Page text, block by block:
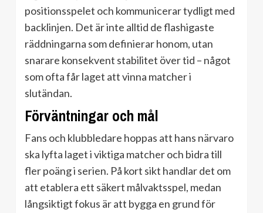
positionsspelet och kommunicerar tydligt med
backlinjen. Det är inte alltid de flashigaste
räddningarna som definierar honom, utan
snarare konsekvent stabilitet över tid – något
som ofta får laget att vinna matcher i
slutändan.
Förväntningar och mål
Fans och klubbledare hoppas att hans närvaro
ska lyfta laget i viktiga matcher och bidra till
fler poäng i serien. På kort sikt handlar det om
att etablera ett säkert målvaktsspel, medan
långsiktigt fokus är att bygga en grund för